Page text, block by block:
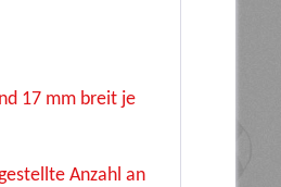
17 mm breit je
Anzahl an